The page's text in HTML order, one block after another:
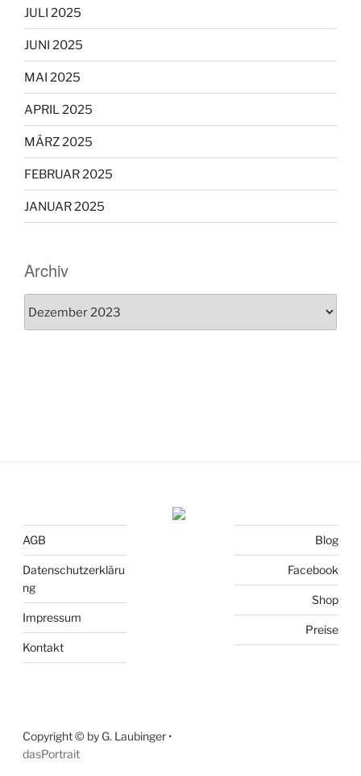
JULI 2025
JUNI 2025
MAI 2025
APRIL 2025
MÄRZ 2025
FEBRUAR 2025
JANUAR 2025
Archiv
AGB
Datenschutzerkläru
ng
Impressum
Kontakt
Blog
Facebook
Shop
Preise
Copyright © by G. Laubinger •
dasPortrait